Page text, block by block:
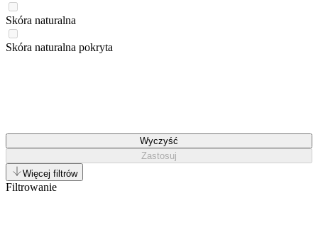
Skóra naturalna
Skóra naturalna pokryta
Wyczyść
Zastosuj
Więcej filtrów
Filtrowanie